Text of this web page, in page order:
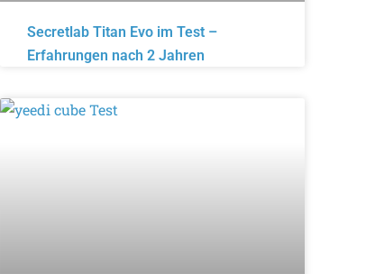
Secretlab Titan Evo im Test –
Erfahrungen nach 2 Jahren